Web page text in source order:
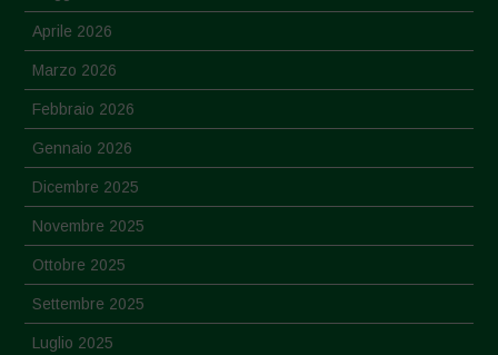
Aprile 2026
Marzo 2026
Febbraio 2026
Gennaio 2026
Dicembre 2025
Novembre 2025
Ottobre 2025
Settembre 2025
Luglio 2025